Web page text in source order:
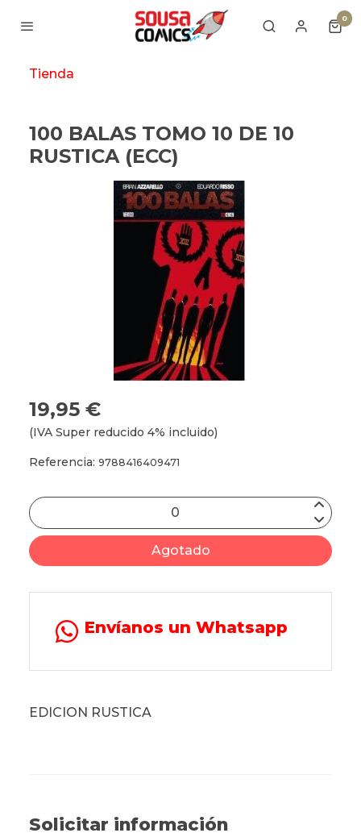
0
Tienda
100 BALAS TOMO 10 DE 10
RUSTICA (ECC)
19,95 €
(IVA Super reducido 4% incluido)
Referencia: 9788416409471
Agotado
Envíanos un Whatsapp
EDICION RUSTICA
Solicitar información